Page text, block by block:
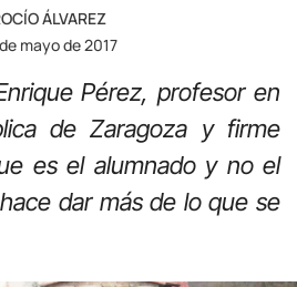
ÁLVAREZ
mayo de 2017
Pérez, profesor en
de Zaragoza y firme
es el alumnado y no el
dar más de lo que se